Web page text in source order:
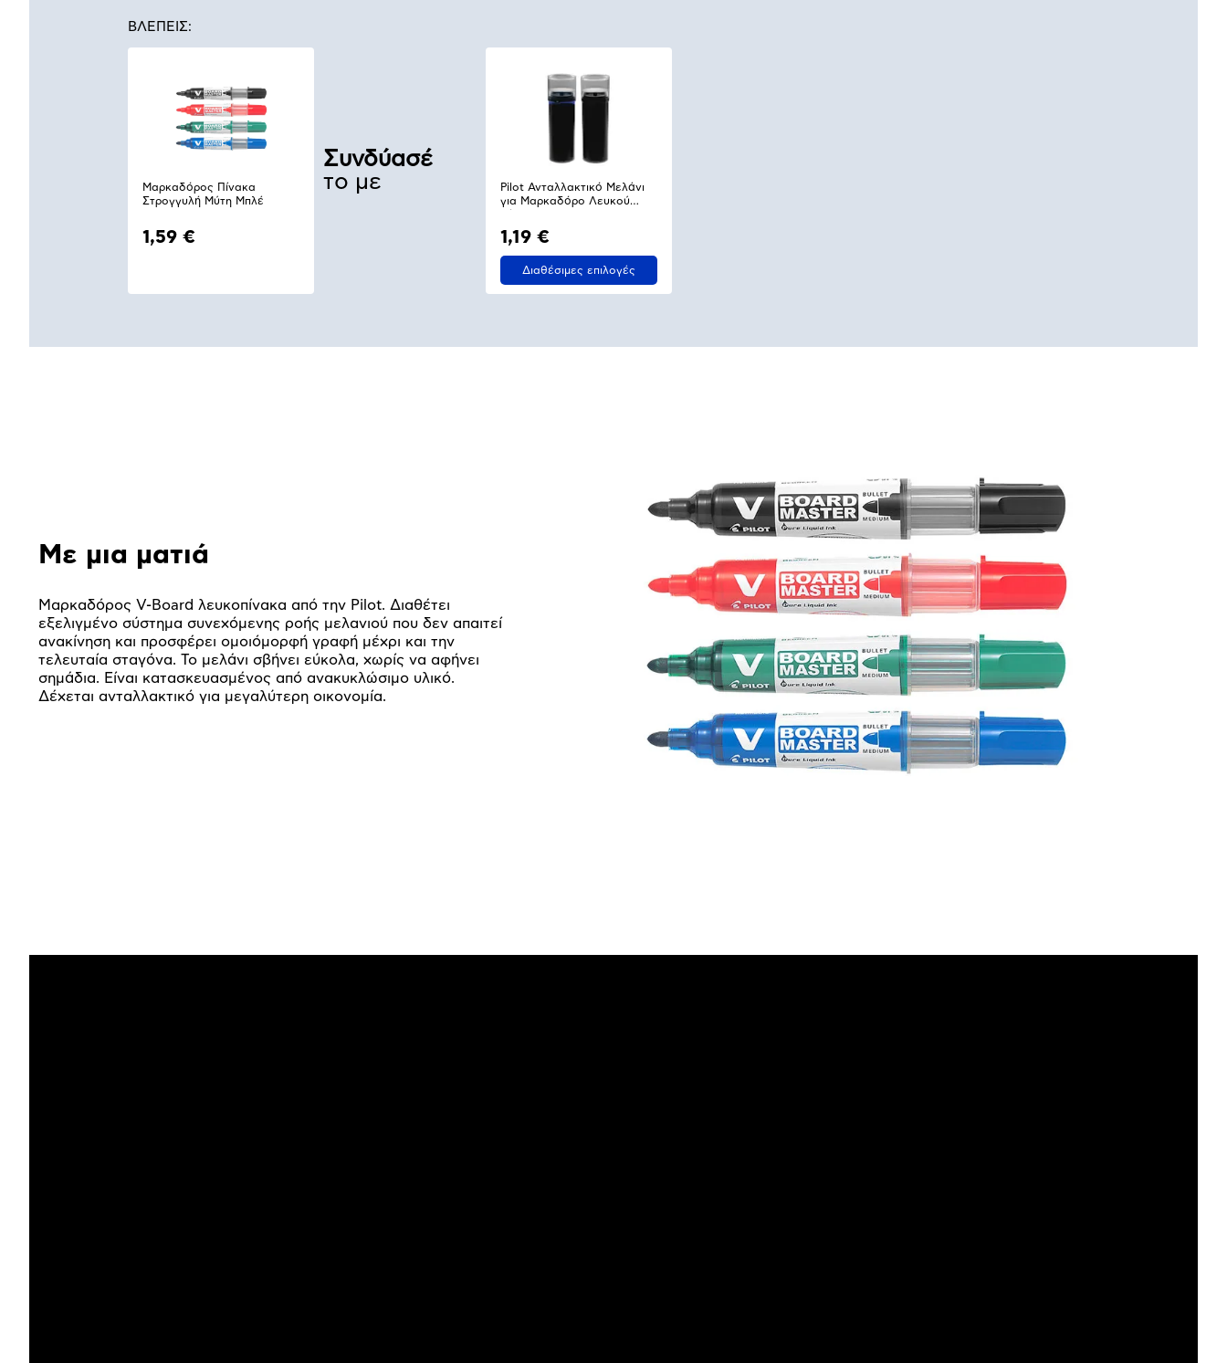
ΒΛΕΠΕΙΣ:
Μαρκαδόρος Πίνακα
Στρογγυλή Μύτη Μπλέ
1,59 €
Συνδύασέ
το με
Pilot Ανταλλακτικό Μελάνι
για Μαρκαδόρο Λευκού
1,19 €
Διαθέσιμες επιλογές
Με μια ματιά
Μαρκαδόρος V-Board λευκοπίνακα από την Pilot. Διαθέτει
εξελιγμένο σύστημα συνεχόμενης ροής μελανιού που δεν απαιτεί
ανακίνηση και προσφέρει ομοιόμορφή γραφή μέχρι και την
τελευταία σταγόνα. Το μελάνι σβήνει εύκολα, χωρίς να αφήνει
σημάδια. Είναι κατασκευασμένος από ανακυκλώσιμο υλικό.
Δέχεται ανταλλακτικό για μεγαλύτερη οικονομία.